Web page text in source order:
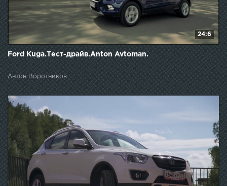
24:6
Ford Kuga.Тест-драйв.Anton Avtoman.
Антон Воротников